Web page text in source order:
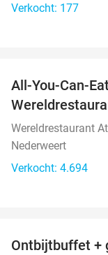
Verkocht: 177
All-You-Can-
Wereldrestaurant
Nederweert
Verkocht: 4.694
Ontbijtbuffet +